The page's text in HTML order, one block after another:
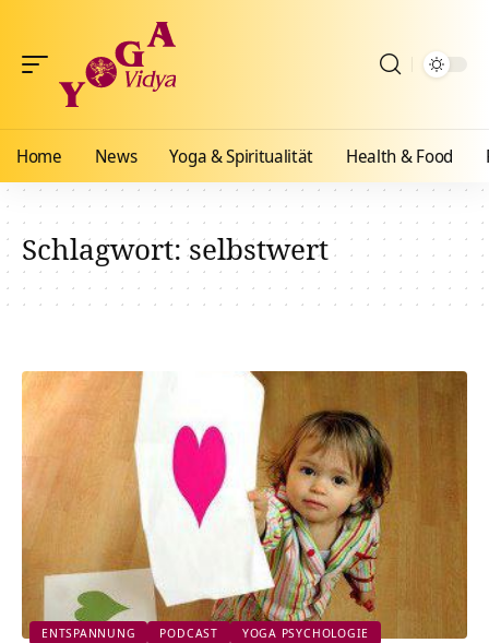
Home News Yoga & Spiritualität Health & Food
Schlagwort:selbstwert
ENTSPANNUNG PODCAST YOGA PSYCHOLOGIE